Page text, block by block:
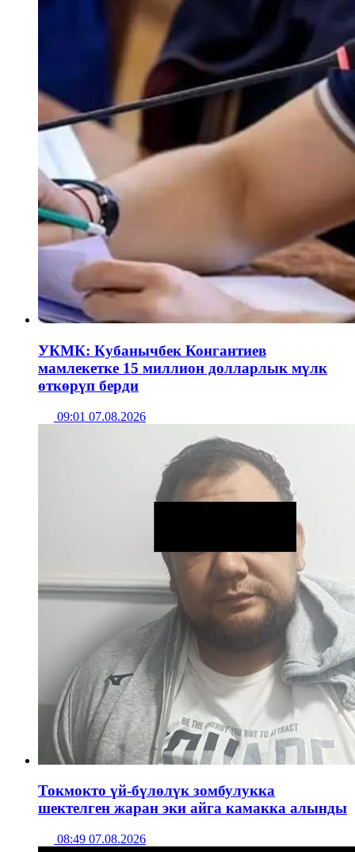
УКМК: Кубанычбек Конгантиев
мамлекетке 15 миллион долларлык мүлк
өткөрүп берди
09:01 07.08.2026
Токмокто үй-бүлөлүк зомбулукка
шектелген жаран эки айга камакка алынды
08:49 07.08.2026